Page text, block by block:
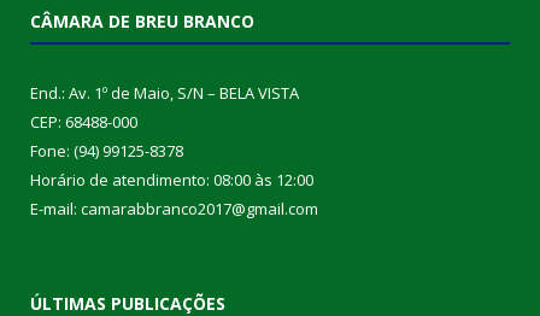
CÂMARA DE BREU BRANCO
End.: Av. 1º de Maio, S/N – BELA VISTA
CEP: 68488-000
Fone: (94) 99125-8378
Horário de atendimento: 08:00 às 12:00
E-mail: camarabbranco2017@gmail.com
ÚLTIMAS PUBLICAÇÕES